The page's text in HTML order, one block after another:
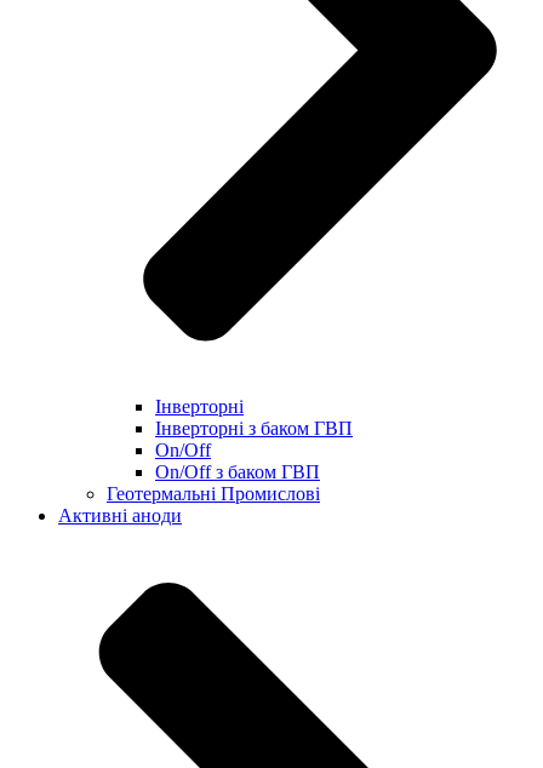
Інверторні
Інверторні з баком ГВП
On/Off
On/Off з баком ГВП
Геотермальні Промислові
Активні аноди